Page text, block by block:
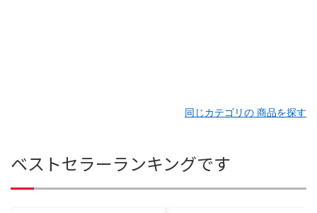
同じカテゴリの 商品を探す
ベストセラーランキングです